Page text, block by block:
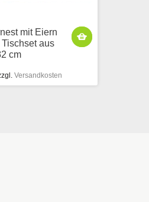
mit Eiern
aus
cm
Versandkosten